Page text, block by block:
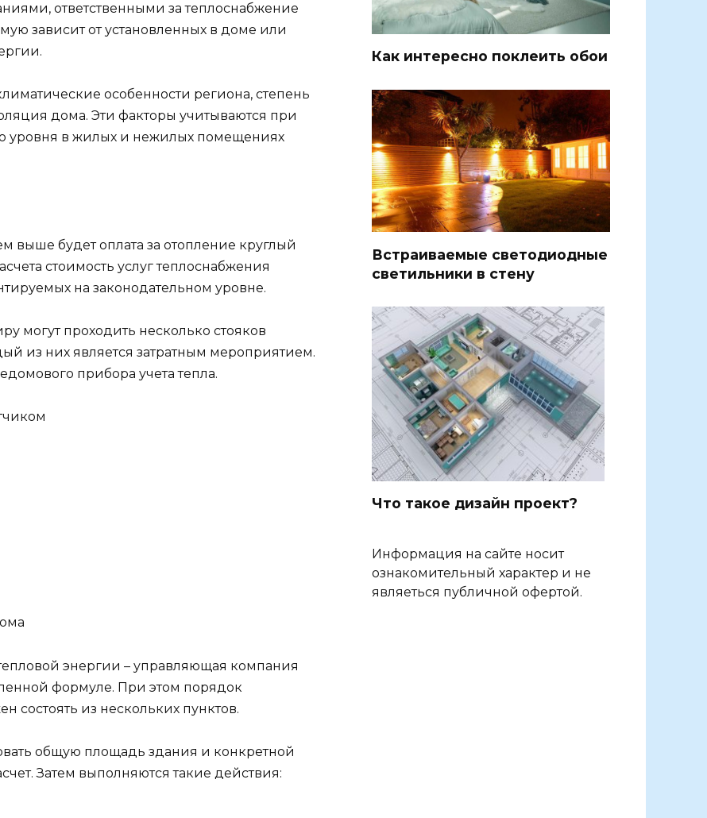
ответственными за теплоснабжение
зависит от установленных в доме или
особенности региона, степень
дома. Эти факторы учитываются при
уровня в жилых и нежилых помещениях
выше будет оплата за отопление круглый
стоимость услуг теплоснабжения
на законодательном уровне.
могут проходить несколько стояков
из них является затратным мероприятием.
прибора учета тепла.
энергии – управляющая компания
формуле. При этом порядок
состоять из нескольких пунктов.
общую площадь здания и конкретной
Затем выполняются такие действия:
Как интересно поклеить обои
Встраиваемые светодиодные
светильники в стену
Что такое дизайн проект?
Информация на сайте носит
ознакомительный характер и не
являеться публичной офертой.